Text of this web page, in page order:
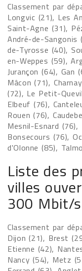
Classement par
Longvic (21), Les
Saint-Agne (31),
André-de-
de-Tyrosse (40),
en-Weppes (59),
Jurançon (64), Gan
Mâcon (71),
(72), Le Petit-
Elbeuf (76),
Rouen (76),
Mesnil-Esnard
Bonsecours (76),
d'Olonne (85),
Liste des
villes
300 Mbit/
Classement par
Dijon (21), Brest
Etienne (42),
Nancy (54), Metz